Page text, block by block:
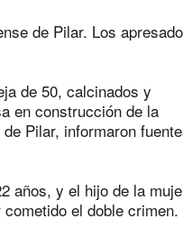
de Pilar. Los
de 50, calcinados y
en construcción de la
Pilar, informaron
años, y el hijo de la
el doble crimen.